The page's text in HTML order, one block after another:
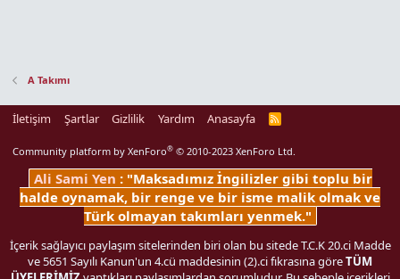
A Takımı
İletişim Şartlar Gizlilik Yardım Anasayfa
R
Community platform by XenForo® © 2010-2023 XenForo Ltd.
Ali Sami Yen : "Maksadımız İngilizler gibi toplu bir
halde oynamak, bir renge ve bir isme malik olmak ve
Türk olmayan takımları yenmek."
İçerik sağlayıcı paylaşım sitelerinden biri olan bu sitede T.C.K 20.ci Madde
ve 5651 Sayılı Kanun'un 4.cü maddesinin (2).ci fıkrasına göreTÜM